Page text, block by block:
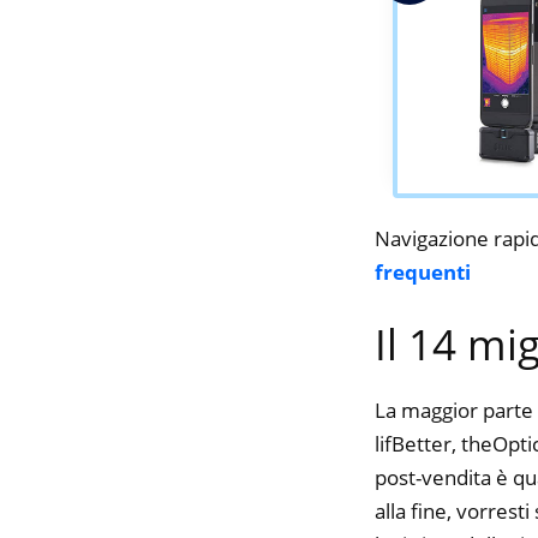
Navigazione
frequenti
Il 14
La maggior
lifBetter,
post-vendita è
alla fine, vorresti